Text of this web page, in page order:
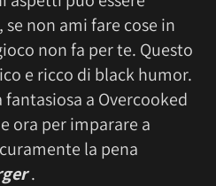
non ami fare cose in
non fa per te. Questo
e ricco di black humor.
a Overcooked
ora per imparare a
la pena
.